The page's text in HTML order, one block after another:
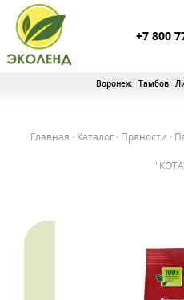
+7 800
Воронеж Тамбов
Главная · Каталог · Пряности ·